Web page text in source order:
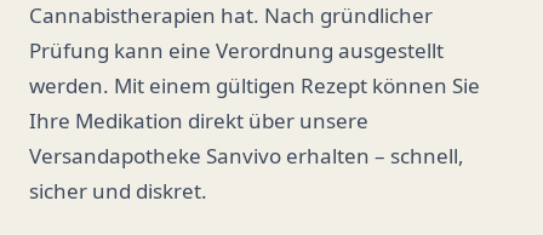
Cannabistherapien hat. Nach gründlicher
Prüfung kann eine Verordnung ausgestellt
werden. Mit einem gültigen Rezept können Sie
Ihre Medikation direkt über unsere
Versandapotheke Sanvivo erhalten – schnell,
sicher und diskret.